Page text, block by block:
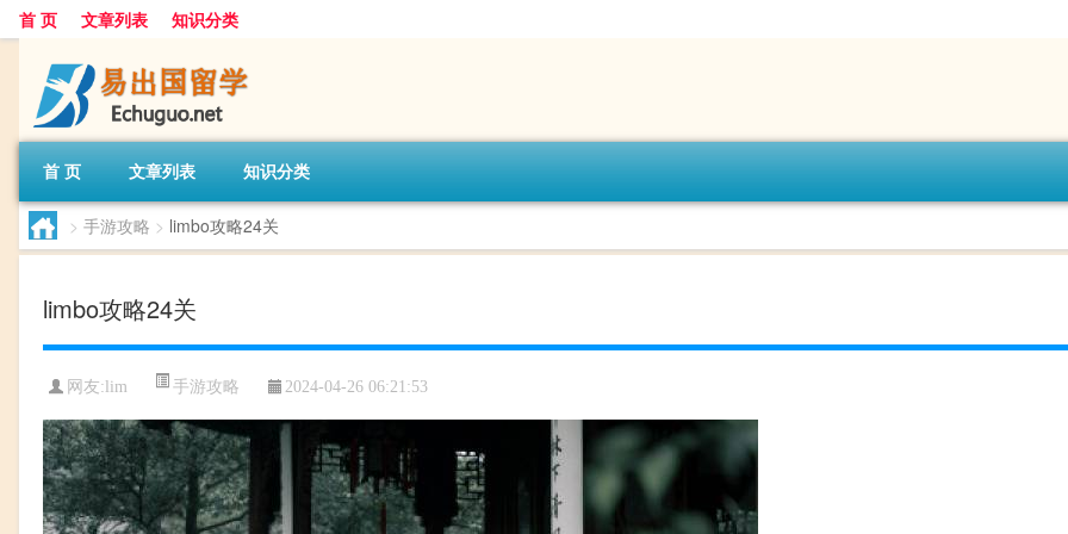
首 页 文章列表 知识分类
首 页 文章列表 知识分类
> 手游攻略 > limbo攻略24关
limbo攻略24关
网友: lim 手游攻略 2024-04-26 06:21:53